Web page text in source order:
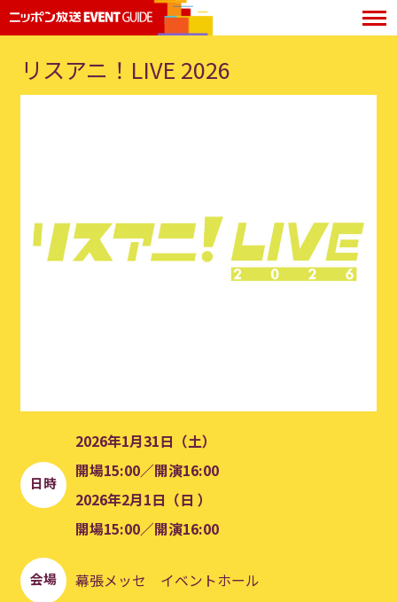
リスアニ！LIVE 2026
日時
2026年1月31日（土）
開場15:00／開演16:00
2026年2月1日（日 ）
開場15:00／開演16:00
会場 幕張メッセ イベントホール